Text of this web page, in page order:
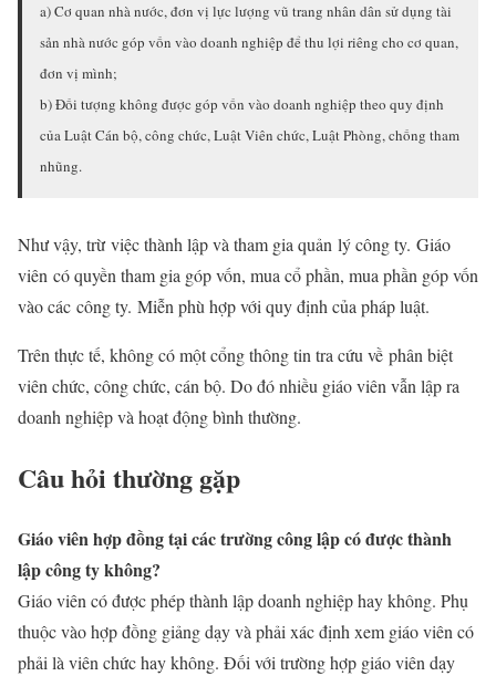
a) Cơ quan nhà nước, đơn vị lực lượng vũ trang nhân dân sử dụng tài
sản nhà nước góp vốn vào doanh nghiệp để thu lợi riêng cho cơ quan,
đơn vị mình;
b) Đối tượng không được góp vốn vào doanh nghiệp theo quy định
của Luật Cán bộ, công chức, Luật Viên chức, Luật Phòng, chống tham
nhũng.
Như vậy, trừ việc thành lập và tham gia quản lý công ty. Giáo
viên có quyền tham gia góp vốn, mua cổ phần, mua phần góp vốn
vào các công ty. Miễn phù hợp với quy định của pháp luật.
Trên thực tế, không có một cổng thông tin tra cứu về phân biệt
viên chức, công chức, cán bộ. Do đó nhiều giáo viên vẫn lập ra
doanh nghiệp và hoạt động bình thường.
Câu hỏi thường gặp
Giáo viên hợp đồng tại các trường công lập có được thành
lập công ty không?
Giáo viên có được phép thành lập doanh nghiệp hay không. Phụ
thuộc vào hợp đồng giảng dạy và phải xác định xem giáo viên có
phải là viên chức hay không. Đối với trường hợp giáo viên dạy